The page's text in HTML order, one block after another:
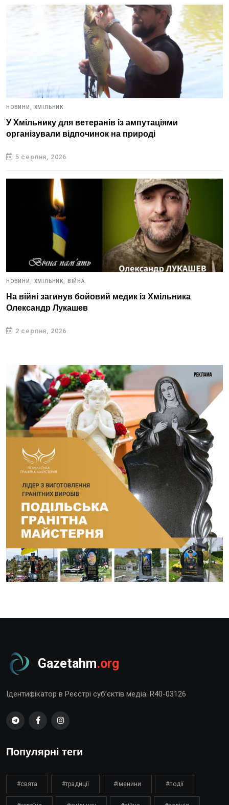
НОВИНИ, ХМІЛЬНИК
У Хмільнику для ветеранів із ампутаціями
організували відпочинок на природі
5 серпня, 2026
НОВИНИ, ХМІЛЬНИК, ВІЙНА
На війні загинув бойовий медик із Хмільника
Олександр Лукашев
2 серпня, 2026
Gazetahm.org
Ідентифікатор в Реєстрі суб’єктів медіа: R40-03126
Популярні теги
#свята #традиції #іменини #події